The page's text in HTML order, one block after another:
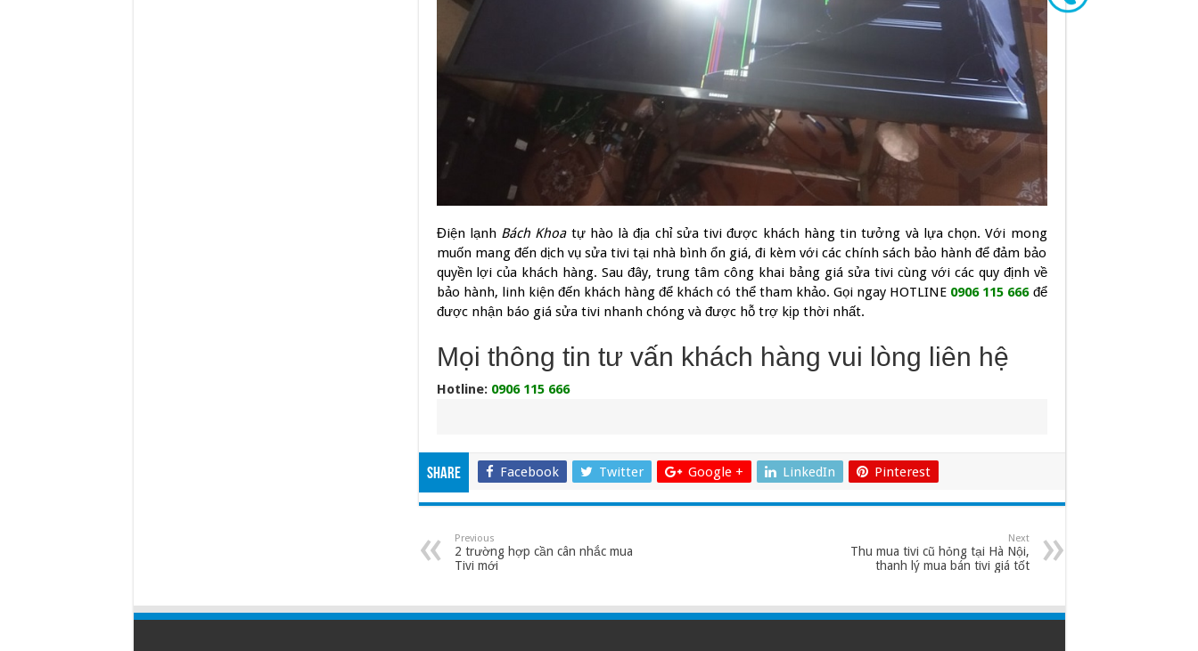
Điện lạnh Bách Khoatự hào là địa chỉ sửa tivi được khách hàng tin tưởng và lựa chọn. Với mong
muốn mang đến dịch vụ sửa tivi tại nhà bình ổn giá, đi kèm với các chính sách bảo hành để đảm bảo
quyền lợi của khách hàng. Sau đây, trung tâm công khai bảng giá sửa tivi cùng với các quy định về
bảo hành, linh kiện đến khách hàng để khách có thể tham khảo. Gọi ngay HOTLINE 0906 115 666để
được nhận báo giá sửa tivi nhanh chóng và được hỗ trợ kịp thời nhất.
Mọi thông tin tư vấn khách hàng vui lòng liên hệ
Hotline: 0906 115 666
Share Facebook Twitter Google + LinkedIn Pinterest
Previous
2 trường hợp cần cân nhắc mua
Tivi mới
Next
Thu mua tivi cũ hỏng tại Hà Nội,
thanh lý mua bán tivi giá tốt